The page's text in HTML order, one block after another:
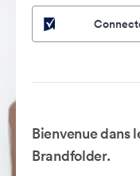
Bienvenue dans
Brandfolder.